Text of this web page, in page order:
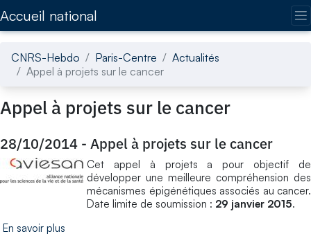
Accueil national
CNRS-Hebdo Paris-Centre
Actualités
Appel à projets sur le cancer
Appel à projets sur le cancer
28/10/2014 - Appel à projets sur le cancer
Cet appel à projets a pour objectif de
développer une meilleure compréhension des
mécanismes épigénétiques associés au cancer.
Date limite de soumission : 29 janvier 2015.
En savoir plus